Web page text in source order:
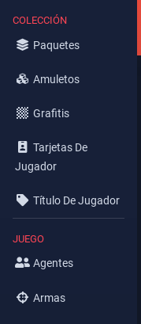
COLECCIÓN
Paquetes
Amuletos
Grafitis
Tarjetas De
Jugador
Título De Jugador
JUEGO
Agentes
Armas